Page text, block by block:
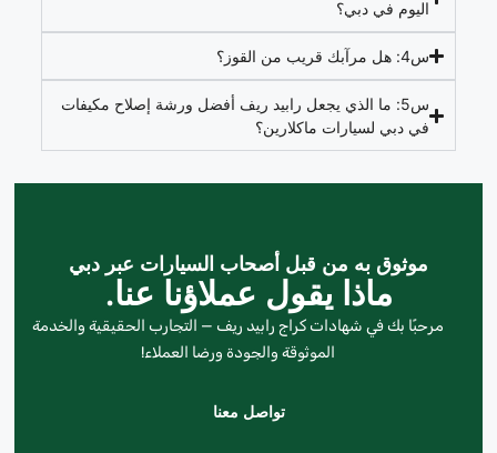
اليوم في دبي؟
س4: هل مرآبك قريب من القوز؟
س5: ما الذي يجعل رابيد ريف أفضل ورشة إصلاح مكيفات
في دبي لسيارات ماكلارين؟
موثوق به من قبل أصحاب السيارات عبر دبي
ماذا يقول عملاؤنا عنا.
مرحبًا بك في شهادات كراج رابيد ريف — التجارب الحقيقية والخدمة
الموثوقة والجودة ورضا العملاء!
تواصل معنا